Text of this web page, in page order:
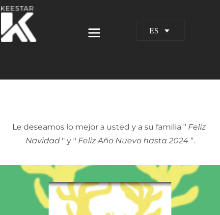
ES
Le deseamos lo mejor a usted y a su familia " Feliz
Navidad " y " Feliz Año Nuevo hasta 2024 “.